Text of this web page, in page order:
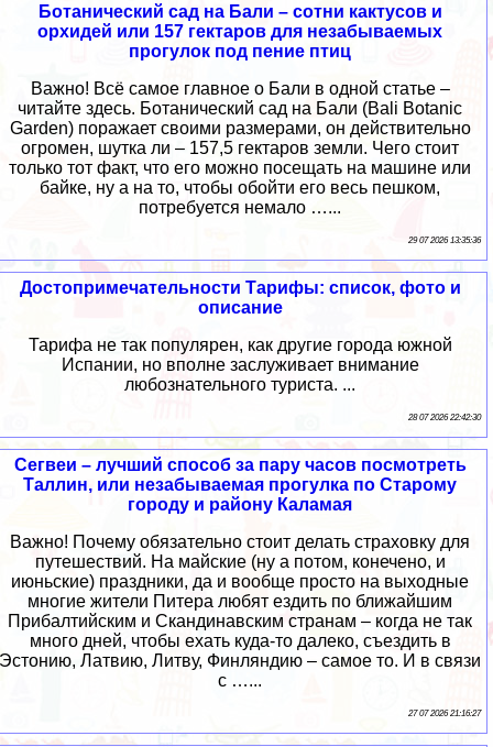
Ботанический сад на Бали – сотни кактусов и
орхидей или 157 гектаров для незабываемых
прогулок под пение птиц
Важно! Всё самое главное о Бали в одной статье –
читайте здесь. Ботанический сад на Бали (Bali Botanic
Garden) поражает своими размерами, он действительно
огромен, шутка ли – 157,5 гектаров земли. Чего стоит
только тот факт, что его можно посещать на машине или
байке, ну а на то, чтобы обойти его весь пешком,
потребуется немало …...
29 07 2026 13:35:36
Достопримечательности Тарифы: список, фото и
описание
Тарифа не так популярен, как другие города южной
Испании, но вполне заслуживает внимание
любознательного туриста. ...
28 07 2026 22:42:30
Сегвеи – лучший способ за пару часов посмотреть
Таллин, или незабываемая прогулка по Старому
городу и району Каламая
Важно! Почему обязательно стоит делать страховку для
путешествий. На майские (ну а потом, конечено, и
июньские) праздники, да и вообще просто на выходные
многие жители Питера любят ездить по ближайшим
Прибалтийским и Скандинавским странам – когда не так
много дней, чтобы ехать куда-то далеко, съездить в
Эстонию, Латвию, Литву, Финляндию – самое то. И в связи
с …...
27 07 2026 21:16:27